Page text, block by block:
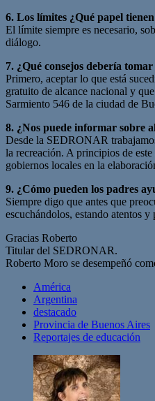
6. Los límites ¿Qué papel
El límite siempre es necesario,
diálogo.
7. ¿Qué consejos debería
Primero, aceptar lo que está
gratuito de alcance nacional y
Sarmiento 546 de la ciudad de
8. ¿Nos puede informar sobre
Desde la SEDRONAR
la recreación. A principios de
gobiernos locales en la
9. ¿Cómo pueden los padres
Siempre digo que antes que
escuchándolos, estando atentos
Gracias Roberto
Titular del SEDRONAR.
Roberto Moro se desempeñó
América
Argentina
destacado
Provincia de Buenos Aires
Reportajes de educación